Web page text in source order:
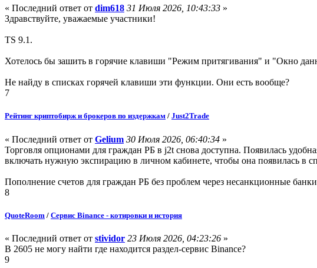
« Последний ответ от dim618 31 Июля 2026, 10:43:33 »
Здравствуйте, уважаемые участники!
TS 9.1.
Хотелось бы зашить в горячие клавиши "Режим притягивания" и "Окно
Не найду в списках горячей клавиши эти функции. Они есть вообще?
7
Рейтинг криптобирж и брокеров по издержкам / Just2Trade
« Последний ответ от Gelium 30 Июля 2026, 06:40:34 »
Торговля опционами для граждан РБ в j2t снова доступна. Появилась
включать нужную экспирацию в личном кабинете, чтобы она появилась в
Пополнение счетов для граждан РБ без проблем через несанкционные
8
QuoteRoom / Сервис Binance - котировки и история
« Последний ответ от stividor 23 Июля 2026, 04:23:26 »
В 2605 не могу найти где находится раздел-сервис Binance?
9